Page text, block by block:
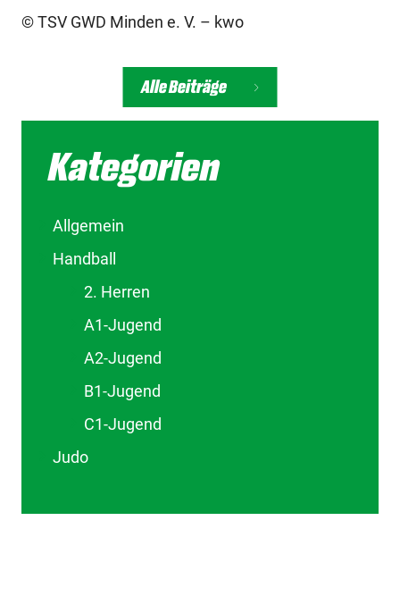
© TSV GWD Minden e. V. – kwo
Alle Beiträge
Kategorien
Allgemein
Handball
2. Herren
A1-Jugend
A2-Jugend
B1-Jugend
C1-Jugend
Judo